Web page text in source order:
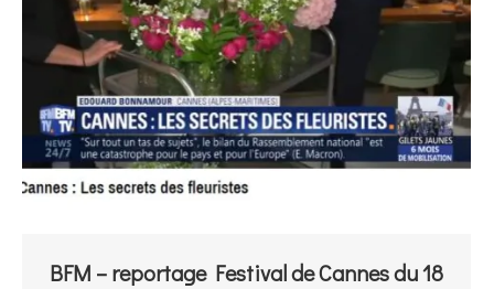
BFM – reportage Festival de Cannes du 18